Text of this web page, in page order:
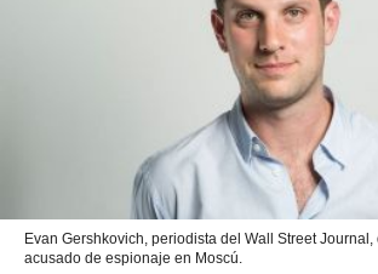
Evan Gershkovich, periodista del Wall Street
acusado de espionaje en Moscú.